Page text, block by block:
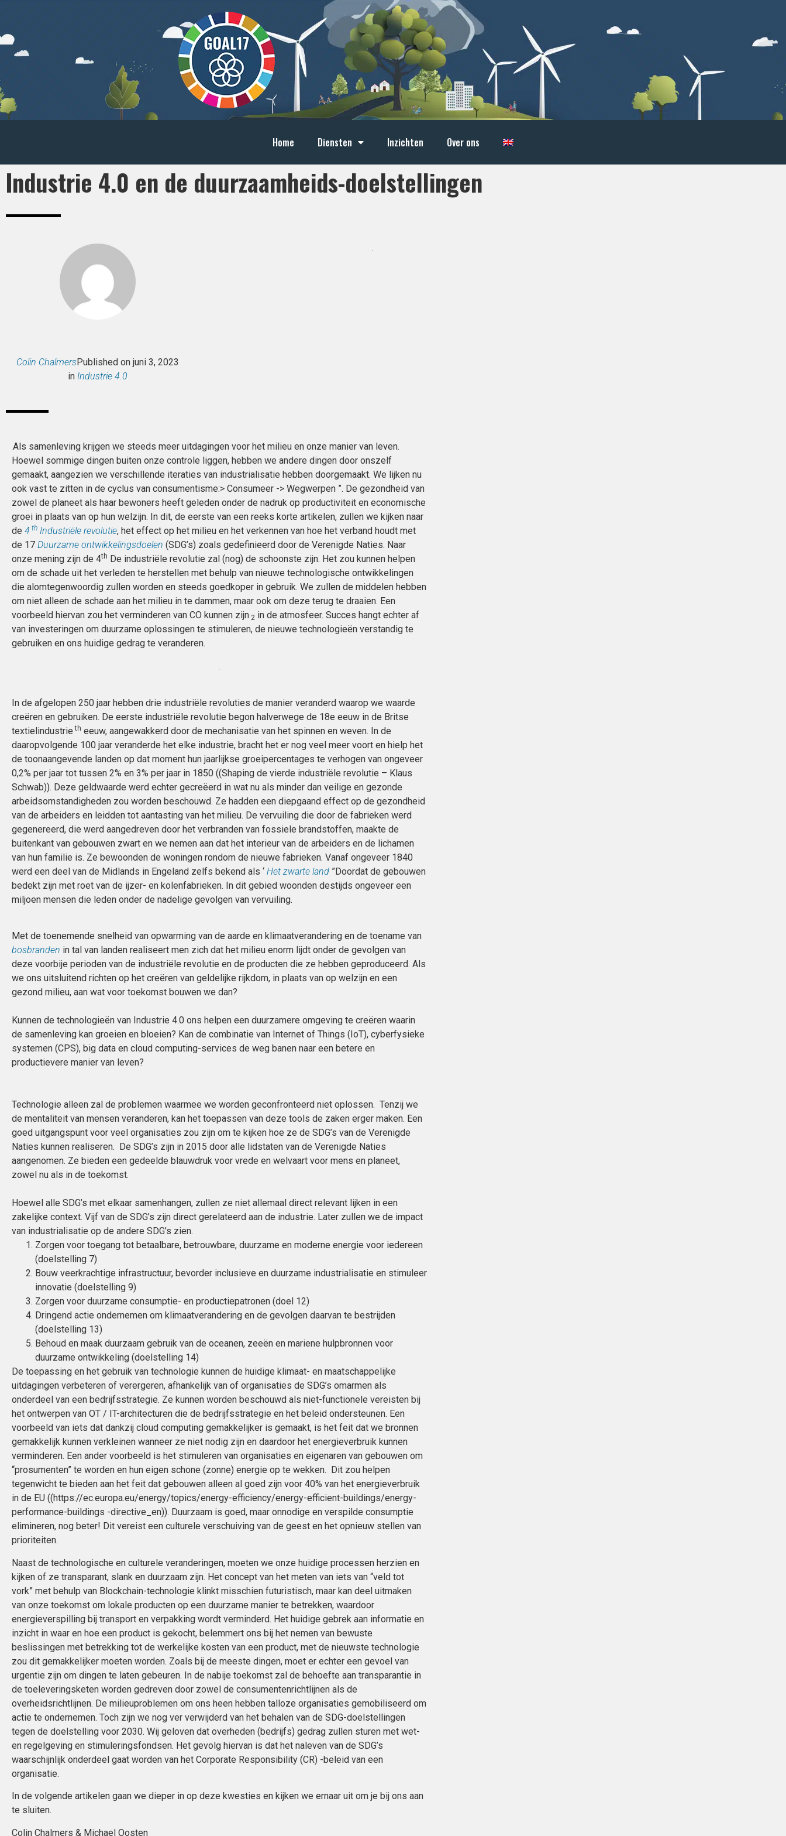
Home Diensten Inzichten Over ons
Industrie 4.0 en de duurzaamheids-doelstellingen
Colin ChalmersPublished on juni 3, 2023
in Industrie 4.0
Als samenleving krijgen we steeds meer uitdagingen voor het milieu en onze manier van leven.
Hoewel sommige dingen buiten onze controle liggen, hebben we andere dingen door onszelf
gemaakt, aangezien we verschillende iteraties van industrialisatie hebben doorgemaakt. We lijken nu
ook vast te zitten in de cyclus van consumentisme:> Consumeer -> Wegwerpen ”. De gezondheid van
zowel de planeet als haar bewoners heeft geleden onder de nadruk op productiviteit en economische
groei in plaats van op hun welzijn. In dit, de eerste van een reeks korte artikelen, zullen we kijken naar
de 4 th Industriële revolutie, het effect op het milieu en het verkennen van hoe het verband houdt met
de 17 Duurzame ontwikkelingsdoelen (SDG’s) zoals gedefinieerd door de Verenigde Naties. Naar
onze mening zijn de 4th De industriële revolutie zal (nog) de schoonste zijn. Het zou kunnen helpen
om de schade uit het verleden te herstellen met behulp van nieuwe technologische ontwikkelingen
die alomtegenwoordig zullen worden en steeds goedkoper in gebruik. We zullen de middelen hebben
om niet alleen de schade aan het milieu in te dammen, maar ook om deze terug te draaien. Een
voorbeeld hiervan zou het verminderen van CO kunnen zijn 2 in de atmosfeer. Succes hangt echter af
van investeringen om duurzame oplossingen te stimuleren, de nieuwe technologieën verstandig te
gebruiken en ons huidige gedrag te veranderen.
In de afgelopen 250 jaar hebben drie industriële revoluties de manier veranderd waarop we waarde
creëren en gebruiken. De eerste industriële revolutie begon halverwege de 18e eeuw in de Britse
textielindustrie th eeuw, aangewakkerd door de mechanisatie van het spinnen en weven. In de
daaropvolgende 100 jaar veranderde het elke industrie, bracht het er nog veel meer voort en hielp het
de toonaangevende landen op dat moment hun jaarlijkse groeipercentages te verhogen van ongeveer
0,2% per jaar tot tussen 2% en 3% per jaar in 1850 ((Shaping de vierde industriële revolutie – Klaus
Schwab)). Deze geldwaarde werd echter gecreëerd in wat nu als minder dan veilige en gezonde
arbeidsomstandigheden zou worden beschouwd. Ze hadden een diepgaand effect op de gezondheid
van de arbeiders en leidden tot aantasting van het milieu. De vervuiling die door de fabrieken werd
gegenereerd, die werd aangedreven door het verbranden van fossiele brandstoffen, maakte de
buitenkant van gebouwen zwart en we nemen aan dat het interieur van de arbeiders en de lichamen
van hun familie is. Ze bewoonden de woningen rondom de nieuwe fabrieken. Vanaf ongeveer 1840
werd een deel van de Midlands in Engeland zelfs bekend als ‘ Het zwarte land ”Doordat de gebouwen
bedekt zijn met roet van de ijzer- en kolenfabrieken. In dit gebied woonden destijds ongeveer een
miljoen mensen die leden onder de nadelige gevolgen van vervuiling.
Met de toenemende snelheid van opwarming van de aarde en klimaatverandering en de toename van
bosbranden in tal van landen realiseert men zich dat het milieu enorm lijdt onder de gevolgen van
deze voorbije perioden van de industriële revolutie en de producten die ze hebben geproduceerd. Als
we ons uitsluitend richten op het creëren van geldelijke rijkdom, in plaats van op welzijn en een
gezond milieu, aan wat voor toekomst bouwen we dan?
Kunnen de technologieën van Industrie 4.0 ons helpen een duurzamere omgeving te creëren waarin
de samenleving kan groeien en bloeien? Kan de combinatie van Internet of Things (IoT), cyberfysieke
systemen (CPS), big data en cloud computing-services de weg banen naar een betere en
productievere manier van leven?
Technologie alleen zal de problemen waarmee we worden geconfronteerd niet oplossen. Tenzij we
de mentaliteit van mensen veranderen, kan het toepassen van deze tools de zaken erger maken. Een
goed uitgangspunt voor veel organisaties zou zijn om te kijken hoe ze de SDG’s van de Verenigde
Naties kunnen realiseren. De SDG’s zijn in 2015 door alle lidstaten van de Verenigde Naties
aangenomen. Ze bieden een gedeelde blauwdruk voor vrede en welvaart voor mens en planeet,
zowel nu als in de toekomst.
Hoewel alle SDG’s met elkaar samenhangen, zullen ze niet allemaal direct relevant lijken in een
zakelijke context. Vijf van de SDG’s zijn direct gerelateerd aan de industrie. Later zullen we de impact
van industrialisatie op de andere SDG’s zien.
Zorgen voor toegang tot betaalbare, betrouwbare, duurzame en moderne energie voor iedereen
(doelstelling 7)
Bouw veerkrachtige infrastructuur, bevorder inclusieve en duurzame industrialisatie en stimuleer
innovatie (doelstelling 9)
Zorgen voor duurzame consumptie- en productiepatronen (doel 12)
Dringend actie ondernemen om klimaatverandering en de gevolgen daarvan te bestrijden
(doelstelling 13)
Behoud en maak duurzaam gebruik van de oceanen, zeeën en mariene hulpbronnen voor
duurzame ontwikkeling (doelstelling 14)
De toepassing en het gebruik van technologie kunnen de huidige klimaat- en maatschappelijke
uitdagingen verbeteren of verergeren, afhankelijk van of organisaties de SDG’s omarmen als
onderdeel van een bedrijfsstrategie. Ze kunnen worden beschouwd als niet-functionele vereisten bij
het ontwerpen van OT / IT-architecturen die de bedrijfsstrategie en het beleid ondersteunen. Een
voorbeeld van iets dat dankzij cloud computing gemakkelijker is gemaakt, is het feit dat we bronnen
gemakkelijk kunnen verkleinen wanneer ze niet nodig zijn en daardoor het energieverbruik kunnen
verminderen. Een ander voorbeeld is het stimuleren van organisaties en eigenaren van gebouwen om
“prosumenten” te worden en hun eigen schone (zonne) energie op te wekken. Dit zou helpen
tegenwicht te bieden aan het feit dat gebouwen alleen al goed zijn voor 40% van het energieverbruik
in de EU ((https://ec.europa.eu/energy/topics/energy-efficiency/energy-efficient-buildings/energy-
performance-buildings -directive_en)). Duurzaam is goed, maar onnodige en verspilde consumptie
elimineren, nog beter! Dit vereist een culturele verschuiving van de geest en het opnieuw stellen van
prioriteiten.
Naast de technologische en culturele veranderingen, moeten we onze huidige processen herzien en
kijken of ze transparant, slank en duurzaam zijn. Het concept van het meten van iets van “veld tot
vork” met behulp van Blockchain-technologie klinkt misschien futuristisch, maar kan deel uitmaken
van onze toekomst om lokale producten op een duurzame manier te betrekken, waardoor
energieverspilling bij transport en verpakking wordt verminderd. Het huidige gebrek aan informatie en
inzicht in waar en hoe een product is gekocht, belemmert ons bij het nemen van bewuste
beslissingen met betrekking tot de werkelijke kosten van een product, met de nieuwste technologie
zou dit gemakkelijker moeten worden. Zoals bij de meeste dingen, moet er echter een gevoel van
urgentie zijn om dingen te laten gebeuren. In de nabije toekomst zal de behoefte aan transparantie in
de toeleveringsketen worden gedreven door zowel de consumentenrichtlijnen als de
overheidsrichtlijnen. De milieuproblemen om ons heen hebben talloze organisaties gemobiliseerd om
actie te ondernemen. Toch zijn we nog ver verwijderd van het behalen van de SDG-doelstellingen
tegen de doelstelling voor 2030. Wij geloven dat overheden (bedrijfs) gedrag zullen sturen met wet-
en regelgeving en stimuleringsfondsen. Het gevolg hiervan is dat het naleven van de SDG’s
waarschijnlijk onderdeel gaat worden van het Corporate Responsibility (CR) -beleid van een
organisatie.
In de volgende artikelen gaan we dieper in op deze kwesties en kijken we ernaar uit om je bij ons aan
te sluiten.
Colin Chalmers & Michael Oosten